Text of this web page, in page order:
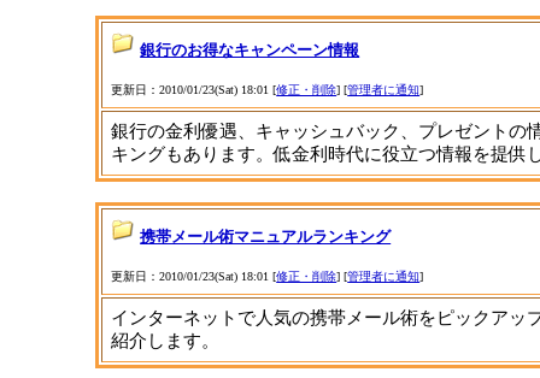
銀行のお得なキャンペーン情報
更新日：2010/01/23(Sat) 18:01 [修正・削除] [管理者に通知]
銀行の金利優遇、キャッシュバック、プレゼントの
キングもあります。低金利時代に役立つ情報を提供
携帯メール術マニュアルランキング
更新日：2010/01/23(Sat) 18:01 [修正・削除] [管理者に通知]
インターネットで人気の携帯メール術をピックアッ
紹介します。